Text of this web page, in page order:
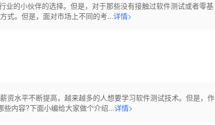
业的小伙伴的选择。但是，对于那些没有接触过软件测试或者零基
式。但是，面对市场上不同的考...详情>
资水平不断提高，越来越多的人想要学习软件测试技术。但是，作
内容?下面小编给大家做个介绍...详情>